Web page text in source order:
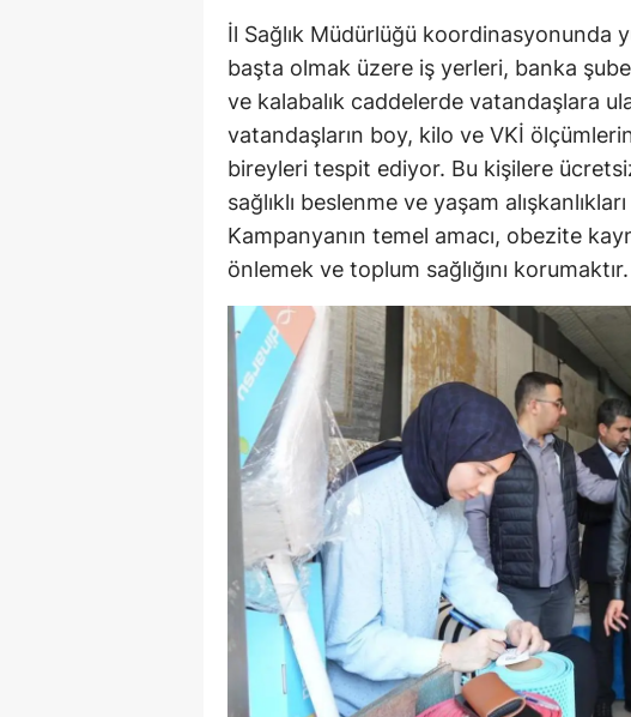
Giresun
Gümüşhane
Hakkari
Hatay
Isparta
Mersin
İstanbul
İzmir
Kars
Kastamonu
Kayseri
Kırklareli
Kırşehir
Kocaeli
İl Sağlık Müdürlüğü koordinasyonunda
başta olmak üzere iş yerleri, banka
ve kalabalık caddelerde vatandaşlara
vatandaşların boy, kilo ve VKİ
bireyleri tespit ediyor. Bu kişilere
sağlıklı beslenme ve yaşam
Kampanyanın temel amacı, obezite
önlemek ve toplum sağlığını korumaktır.